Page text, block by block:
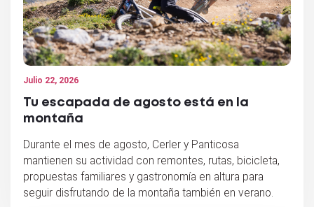
Julio 22, 2026
Tu escapada de agosto está en la
montaña
Durante el mes de agosto, Cerler y Panticosa
mantienen su actividad con remontes, rutas, bicicleta,
propuestas familiares y gastronomía en altura para
seguir disfrutando de la montaña también en verano.